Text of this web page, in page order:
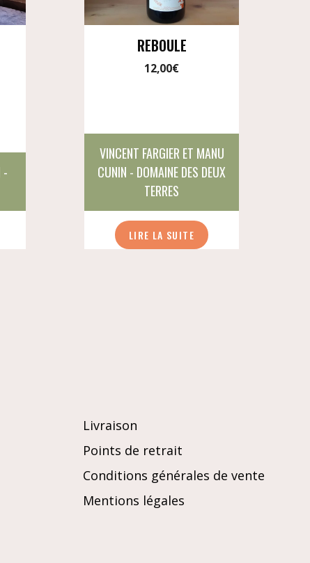
-
REBOULE
12,00€
VINCENT FARGIER ET MANU
CUNIN - DOMAINE DES DEUX
TERRES
LIRE LA SUITE
Livraison
Points de retrait
Conditions générales de vente
Mentions légales